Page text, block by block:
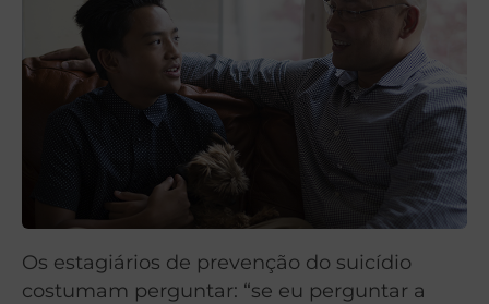
Os estagiários de prevenção do suicídio
costumam perguntar: “se eu perguntar a